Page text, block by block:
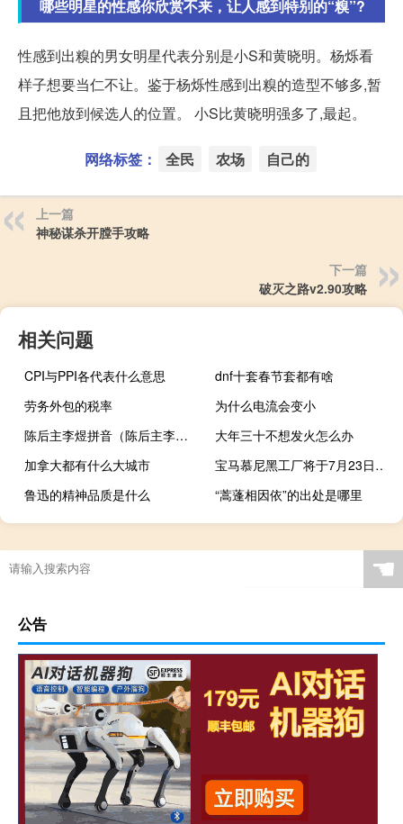
哪些明星的性感你欣赏不来，让人感到特别的“糗”?
性感到出糗的男女明星代表分别是小S和黄晓明。杨烁看
样子想要当仁不让。鉴于杨烁性感到出糗的造型不够多,暂
且把他放到候选人的位置。 小S比黄晓明强多了,最起。
网络标签： 全民 农场 自己的
上一篇
神秘谋杀开膛手攻略
下一篇
破灭之路v2.90攻略
相关问题
CPI与PPI各代表什么意思
dnf十套春节套都有啥
劳务外包的税率
为什么电流会变小
陈后主李煜拼音（陈后主李煜）
大年三十不想发火怎么办
加拿大都有什么大城市
宝马慕尼黑工厂将于7月23日晚班结束后停工至9月7日早班开始前
鲁迅的精神品质是什么
“蒿蓬相因依”的出处是哪里
☚
公告